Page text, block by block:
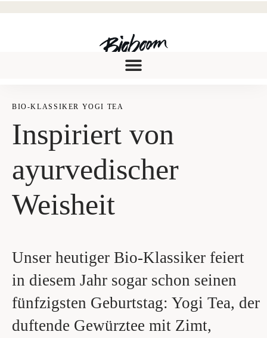
BIO-KLAS­SI­KER YOGI TEA
Inspi­riert von
ayur­ve­di­scher
Weisheit
Unser heutiger Bio-Klassiker feiert
in diesem Jahr sogar schon seinen
fünfzigsten Geburtstag: Yogi Tea, der
duftende Gewürztee mit Zimt,